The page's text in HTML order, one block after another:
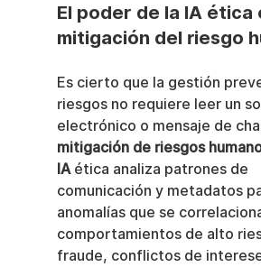
El poder de la IA ética
mitigación del riesgo
Es cierto que la gestión
riesgos no requiere leer un
electrónico o mensaje de
mitigación de riesgos
IA ética analiza patrones de
comunicación y metadatos
anomalías que se
comportamientos de alto
fraude, conflictos de